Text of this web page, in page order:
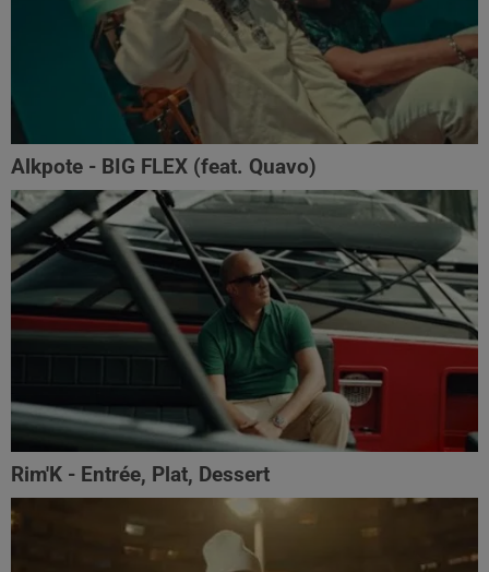
Alkpote - BIG FLEX (feat. Quavo)
Rim'K - Entrée, Plat, Dessert